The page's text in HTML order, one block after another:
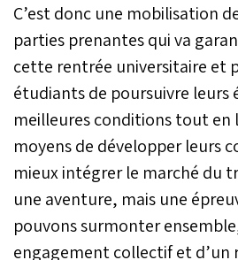
C’est donc une mobilisation
parties prenantes qui va
cette rentrée universitaire et
étudiants de poursuivre leurs
meilleures conditions tout en
moyens de développer leurs
mieux intégrer le marché du
une aventure, mais une
pouvons surmonter
engagement collectif et d’un